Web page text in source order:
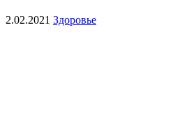
2.02.2021 Здоровье